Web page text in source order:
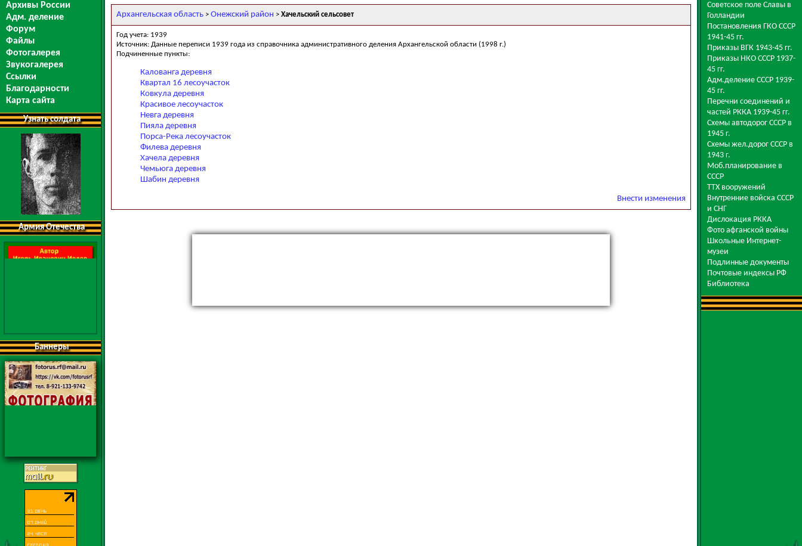
Архивы России
Адм. деление
Форум
Файлы
Фотогалерея
Звукогалерея
Ссылки
Благодарности
Карта сайта
Узнать солдата
Армия Отечества
Баннеры
Архангельская область > Онежский район > Хачельский сельсовет
Год учета: 1939
Источник: Данные переписи 1939 года из справочника административного деления Архангельской области (1998 г.)
Подчиненные пункты:
Калованга деревня
Квартал 16 лесоучасток
Ковкула деревня
Красивое лесоучасток
Невга деревня
Пияла деревня
Порса-Река лесоучасток
Филева деревня
Хачела деревня
Чемьюга деревня
Шабин деревня
Внести изменения
Советское поле Славы в
Голландии
Постановления ГКО СССР
1941-45 гг.
Приказы ВГК 1943-45 гг.
Приказы НКО СССР 1937-
45 гг.
Адм.деление СССР 1939-
45 гг.
Перечни соединений и
частей РККА 1939-45 гг.
Схемы автодорог СССР в
1945 г.
Схемы жел.дорог СССР в
1943 г.
Моб.планирование в
СССР
ТТХ вооружений
Внутренние войска СССР
и СНГ
Дислокация РККА
Фото афганской войны
Школьные Интернет-
музеи
Подлинные документы
Почтовые индексы РФ
Библиотека